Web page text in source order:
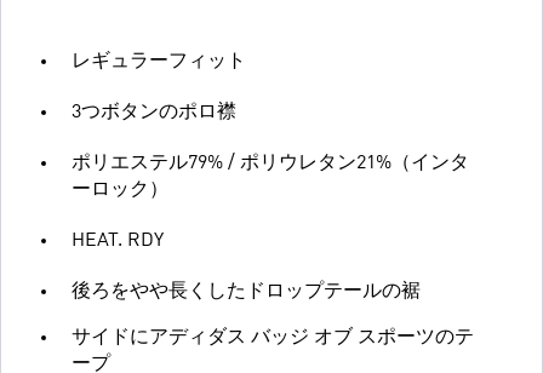
レギュラーフィット
3つボタンのポロ襟
ポリエステル79% / ポリウレタン21%（インタ
ーロック）
HEAT. RDY
後ろをやや長くしたドロップテールの裾
サイドにアディダス バッジ オブ スポーツのテ
ープ